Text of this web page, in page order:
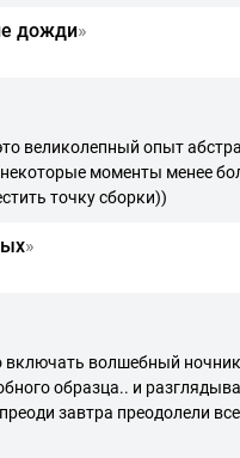
дожди»
великолепный опыт
моменты менее
точку сборки))
»
волшебный
образца.. и
завтра преодолели